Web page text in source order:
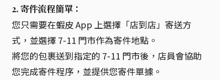
2. 寄件流程簡單：
您只需要在蝦皮 App 上選擇「店到店」寄送方
式，並選擇 7-11 門市作為寄件地點。
將您的包裹送到指定的 7-11 門市後，店員會協助
您完成寄件程序，並提供您寄件單據。